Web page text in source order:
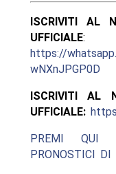
ISCRIVITI AL
UFFICIALE:
https://
wNXnJPGP0D
ISCRIVITI AL
UFFICIALE:
PREMI QUI
PRONOSTICI